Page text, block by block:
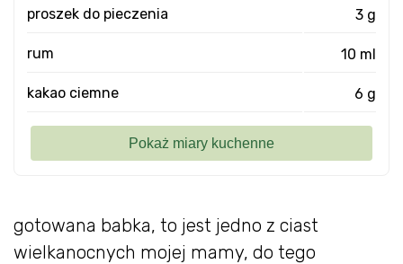
gotowana babka, to jest jedno z ciast
wielkanocnych mojej mamy, do tego
proszek do pieczenia 3 g
rum 10 ml
kakao ciemne 6 g